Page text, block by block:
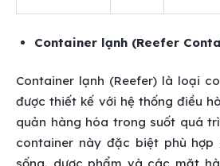
Container lạnh (Reefer
Container lạnh (Reefer) là loại
được thiết kế với hệ thống điều
quản hàng hóa trong suốt quá
container này đặc biệt phù hợp